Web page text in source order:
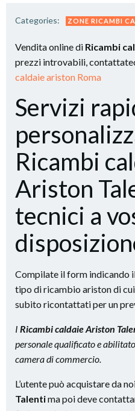
Categories: ZONE RICAMBI
Vendita online di Ricambi
prezzi introvabili,
caldaie ariston Roma
Servizi
Ricambi
Ariston
tecnici a
Compilate il form indicando
tipo di ricambio ariston di
subito ricontattati per un
I Ricambi caldaie Ariston
personale qualificato e
camera di commercio.
L’utente può acquistare da
Talentima poi deve